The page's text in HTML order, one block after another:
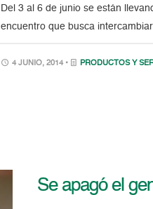
Del 3 al 6 de junio se están
encuentro que busca
4 JUNIO, 2014 • PRODUCTOS Y
Se apagó el